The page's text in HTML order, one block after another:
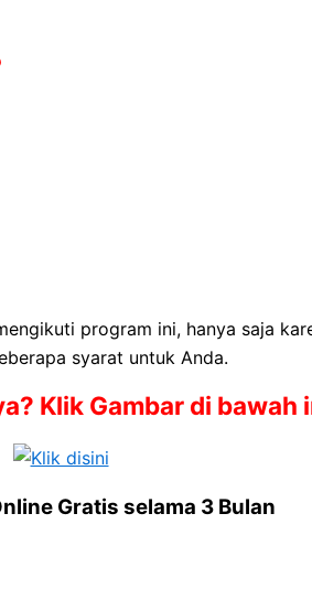
program ini, hanya saja
syarat untuk Anda.
Klik Gambar di bawah
Gratis selama 3 Bulan